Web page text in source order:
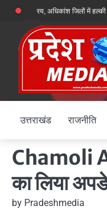
Skip
content
सक्रिय, अधिकांश जिलों में हल्की से
उत्तराखंड राजनीति
Chamoli
का लिया
by Pradeshmedia